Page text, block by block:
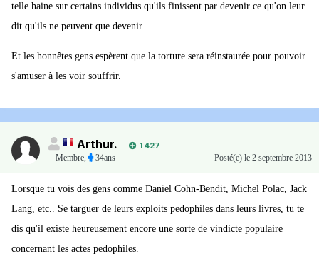
telle haine sur certains individus qu'ils finissent par devenir ce qu'on leur
dit qu'ils ne peuvent que devenir.
Et les honnêtes gens espèrent que la torture sera réinstaurée pour pouvoir
s'amuser à les voir souffrir.
Arthur.
1 427
Membre, 34ans Posté(e) le 2 septembre 2013
Lorsque tu vois des gens comme Daniel Cohn-Bendit, Michel Polac, Jack
Lang, etc.. Se targuer de leurs exploits pedophiles dans leurs livres, tu te
dis qu'il existe heureusement encore une sorte de vindicte populaire
concernant les actes pedophiles.